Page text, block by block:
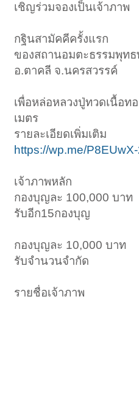
เชิญร่วมจองเป็นเจ้าภาพ
กฐินสามัคคีครั้งแรก
ของสถานอมตะธรรมพุท
อ.ตาคลี จ.นครสวรรค์
เพื่อหล่อหลวงปู่ทวดเนื้อท
เมตร
รายละเอียดเพิ่มเติม
https://wp.me/
เจ้าภาพหลัก
กองบุญละ 100,000 บาท
รับอีก15กองบุญ
กองบุญละ 10,000 บาท
รับจำนวนจำกัด
รายชื่อเจ้าภาพ